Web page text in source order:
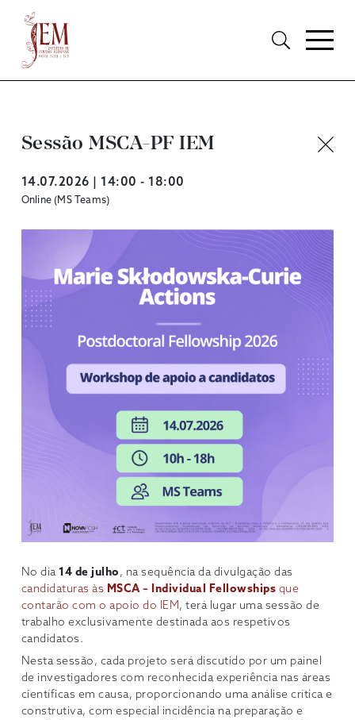
Sessão MSCA-PF IEM
14.07.2026 | 14:00 - 18:00
Online (MS Teams)
No dia 14 de julho, na sequência da divulgação das
candidaturas às MSCA – Individual Fellowships que
contarão com o apoio do IEM, terá lugar uma sessão de
trabalho exclusivamente destinada aos respetivos
candidatos.
Nesta sessão, cada projeto será discutido por um painel
de investigadores com reconhecida experiência nas áreas
científicas em causa, proporcionando uma análise crítica e
construtiva, com especial incidência na preparação e